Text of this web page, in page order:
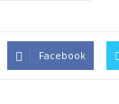
Facebook